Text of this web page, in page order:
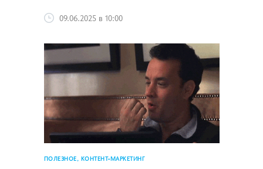
09.06.2025 в 10:00
ПОЛЕЗНОЕ, КОНТЕНТ-МАРКЕТИНГ